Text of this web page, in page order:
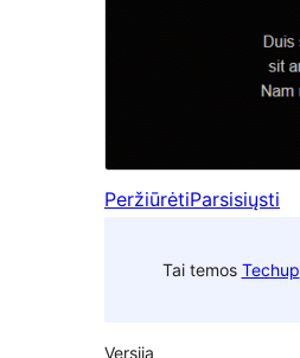
PeržiūrėtiParsisiųsti
Tai temos Techup
Versija